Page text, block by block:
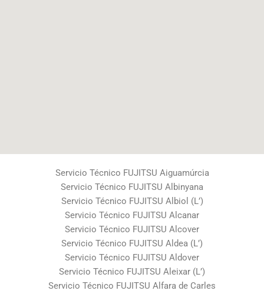
Servicio Técnico FUJITSU Aiguamúrcia
Servicio Técnico FUJITSU Albinyana
Servicio Técnico FUJITSU Albiol (L’)
Servicio Técnico FUJITSU Alcanar
Servicio Técnico FUJITSU Alcover
Servicio Técnico FUJITSU Aldea (L’)
Servicio Técnico FUJITSU Aldover
Servicio Técnico FUJITSU Aleixar (L’)
Servicio Técnico FUJITSU Alfara de Carles